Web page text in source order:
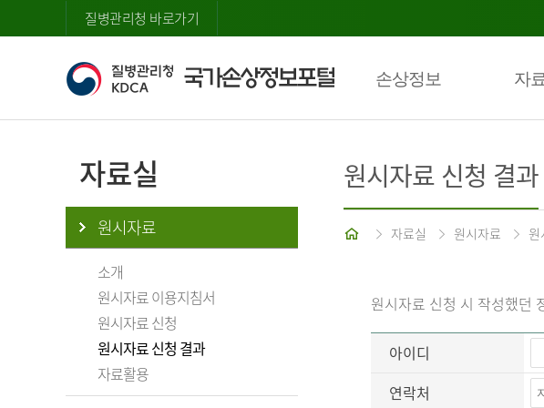
질병관리청 바로가기
손상정보 자
자료실
원시자료
소개
원시자료 이용지침서
원시자료 신청
원시자료 신청 결과
자료활용
원시자료 신청 결과
홈 자료실 원시자료
원시자료 신청 시 작성했던
아이디
연락처